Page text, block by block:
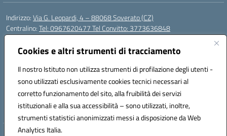
Cookies e altri strumenti di tracciamento
Il nostro Istituto non utilizza strumenti di profilazione degli utenti -
sono utilizzati esclusivamente cookies tecnici necessari al
corretto funzionamento del sito, alla fruibilità dei servizi
istituzionali e alla sua accessibilità – sono utilizzati, inoltre,
strumenti statistici anonimizzati messi a disposizione da Web
Analytics Italia.
Indirizzo:Via G. Leopardi, 4 – 88068 Soverato (CZ)
Centralino:Tel: 0967620477 Tel Convitto: 3773636848
Email:
Posta elettronica certificata (PEC):czrh04000q@pec.istruzione.it
Codice fiscale: 84000690796
Codice meccanografico:CZRH04000Q
Codice Indice delle Pubbliche Amministrazioni (IPA): istsc_czrh04000q
Codice unico di fatturazione (CUF): UF9M13